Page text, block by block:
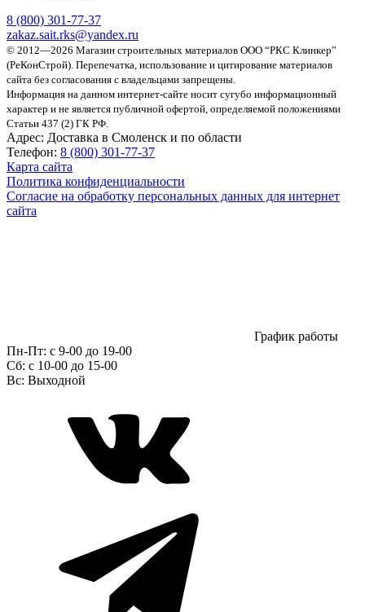
8 (800) 301-77-37
zakaz.sait.rks@yandex.ru
© 2012—2026 Магазин строительных материалов ООО “РКС Клинкер”
(РеКонСтрой). Перепечатка, использование и цитирование материалов
сайта без согласования с владельцами запрещены.
Информация на данном интернет-сайте носит сугубо информационный
характер и не является публичной офертой, определяемой положениями
Статьи 437 (2) ГК РФ.
Адрес: Доставка в Смоленск и по области
Телефон: 8 (800) 301-77-37
Карта сайта
Политика конфиденциальности
Согласие на обработку персональных данных для интернет
сайта
График работы
Пн-Пт: с 9-00 до 19-00
Сб: c 10-00 до 15-00
Вс: Выходной